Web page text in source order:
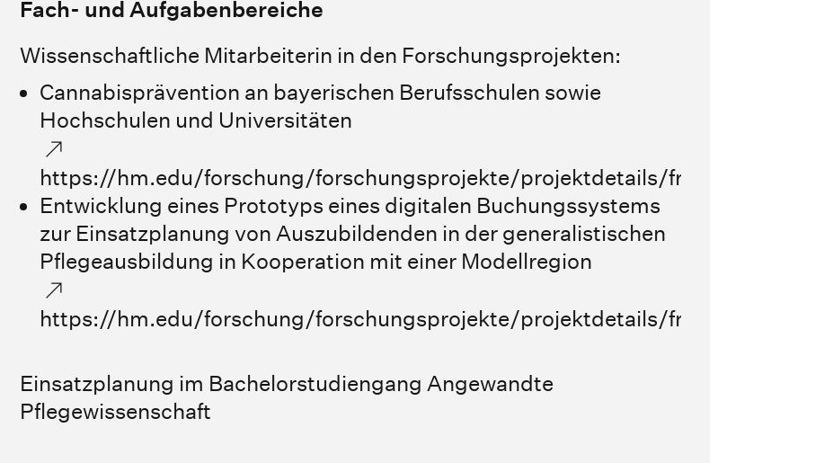
Fach- und Aufgabenbereiche
Wissenschaftliche Mitarbeiterin in den Forschungsprojekten:
Cannabisprävention an bayerischen Berufsschulen sowie
Hochschulen und Universitäten
https://hm.edu/forschung/forschungsprojekte/projektdetails/fraunhofer/
Entwicklung eines Prototyps eines digitalen Buchungssystems
zur Einsatzplanung von Auszubildenden in der generalistischen
Pflegeausbildung in Kooperation mit einer Modellregion
https://hm.edu/forschung/forschungsprojekte/projektdetails/fraunhofer/
Einsatzplanung im Bachelorstudiengang Angewandte
Pflegewissenschaft